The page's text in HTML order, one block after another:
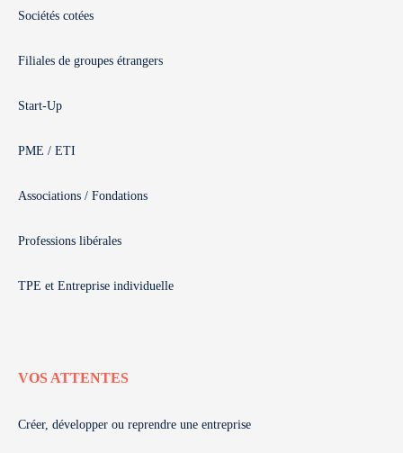
Sociétés cotées
Filiales de groupes étrangers
Start-Up
PME / ETI
Associations / Fondations
Professions libérales
TPE et Entreprise individuelle
VOS ATTENTES
Créer, développer ou reprendre une entreprise